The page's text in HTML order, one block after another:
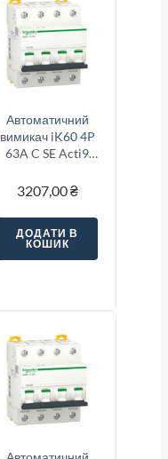
Автоматичний
вимикач iK60 4P
63A C SE Acti9
3207,00₴
ДОДАТИ В
КОШИК